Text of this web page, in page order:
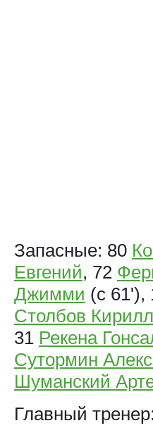
Запасные: 80
Евгений, 72
Джимми (с 61'),
Столбов Кирилл
31 Рекена
Сутормин
Шуманский
Главный тренер: